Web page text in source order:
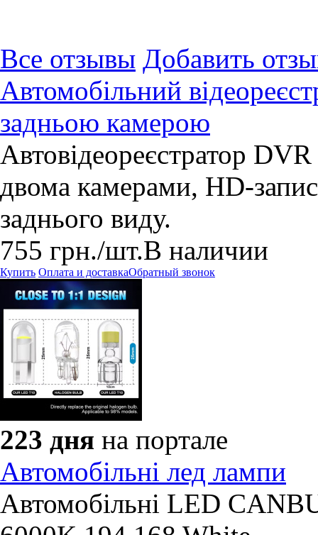
Все отзывы Добавить
Автомобільний
задньою камерою
Автовідеореєстратор
двома камерами, HD-
заднього виду.
755 грн./шт.В наличии
Купить Оплата и доставкаОбратный звонок
223 дня на портале
Автомобільні лед лампи
Автомобільні LED